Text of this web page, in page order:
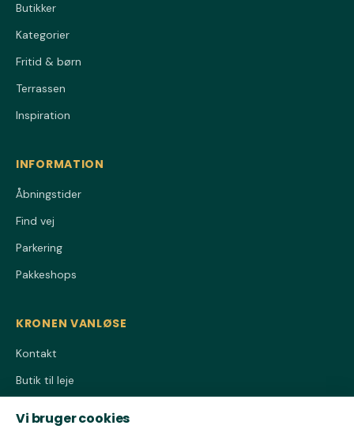
Butikker
Kategorier
Fritid & børn
Terrassen
Inspiration
INFORMATION
Åbningstider
Find vej
Parkering
Pakkeshops
KRONEN VANLØSE
Kontakt
Butik til leje
Vi bruger cookies